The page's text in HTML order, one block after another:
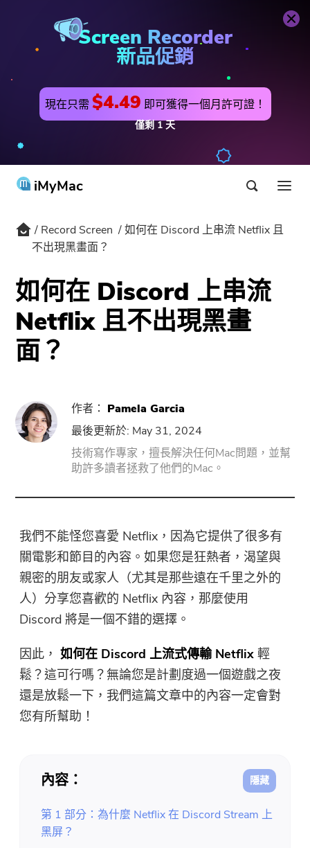
Screen Recorder
新品促銷
現在只需 $4.49 即可獲得一個月許可證！
僅剩1 天
iMyMac
產品 & 解決方案
Hot
PowerMyMac
PowerUninstall
Screen Recorder
PDF壓縮器
免費音視頻轉換器
免費視頻編輯器
免費PDF壓縮器
用戶支持
PowerMyMac
Record Screen
如何在 Discord 上串流 Netflix 且
不出現黑畫面？
如何在 Discord 上串流
Netflix 且不出現黑畫
面？
作者： Pamela Garcia
最後更新於: May 31, 2024
技術寫作專家，擅長解決任何Mac問題，並幫
助許多讀者拯救了他們的Mac。
我們不能怪您喜愛 Netflix，因為它提供了很多有
關電影和節目的內容。如果您是狂熱者，渴望與
親密的朋友或家人（尤其是那些遠在千里之外的
人）分享您喜歡的 Netflix 內容，那麼使用
Discord 將是一個不錯的選擇。
因此，如何在 Discord 上流式傳輸 Netflix 輕
鬆？這可行嗎？無論您是計劃度過一個遊戲之夜
還是放鬆一下，我們這篇文章中的內容一定會對
您有所幫助！
內容：
第 1 部分：為什麼 Netflix 在 Discord Stream 上
黑屏？